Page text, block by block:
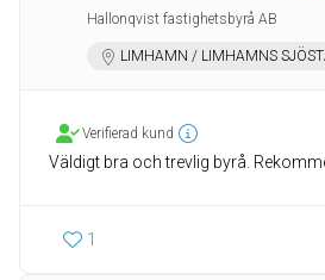
Hallonqvist fastighetsbyrå AB
LIMHAMN / LIMHAMNS
Verifierad kund
Väldigt bra och trevlig byrå.
1